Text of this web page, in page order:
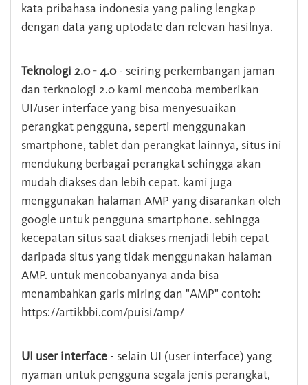
kata pribahasa indonesia yang paling lengkap
dengan data yang uptodate dan relevan hasilnya.
Teknologi 2.0 - 4.0- seiring perkembangan jaman
dan terknologi 2.0 kami mencoba memberikan
UI/user interface yang bisa menyesuaikan
perangkat pengguna, seperti menggunakan
smartphone, tablet dan perangkat lainnya, situs ini
mendukung berbagai perangkat sehingga akan
mudah diakses dan lebih cepat. kami juga
menggunakan halaman AMP yang disarankan oleh
google untuk pengguna smartphone. sehingga
kecepatan situs saat diakses menjadi lebih cepat
daripada situs yang tidak menggunakan halaman
AMP. untuk mencobanyanya anda bisa
menambahkan garis miring dan "AMP" contoh:
https://artikbbi.com/puisi/amp/
UI user interface - selain UI (user interface) yang
nyaman untuk pengguna segala jenis perangkat,